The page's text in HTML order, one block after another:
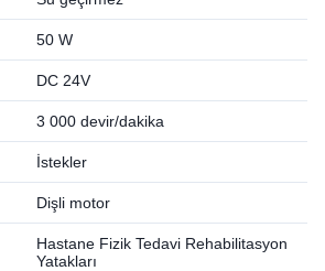
50 W
DC 24V
3 000 devir/dakika
İstekler
Dişli motor
Hastane Fizik Tedavi Rehabilitasyon
Yatakları